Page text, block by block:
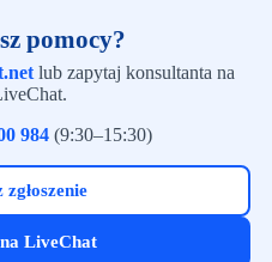
pomocy?
lub zapytaj konsultanta na
984(9:30–15:30)
LiveChat